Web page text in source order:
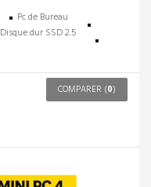
Pc de Bureau
Disque dur SSD 2.5
COMPARER (0)